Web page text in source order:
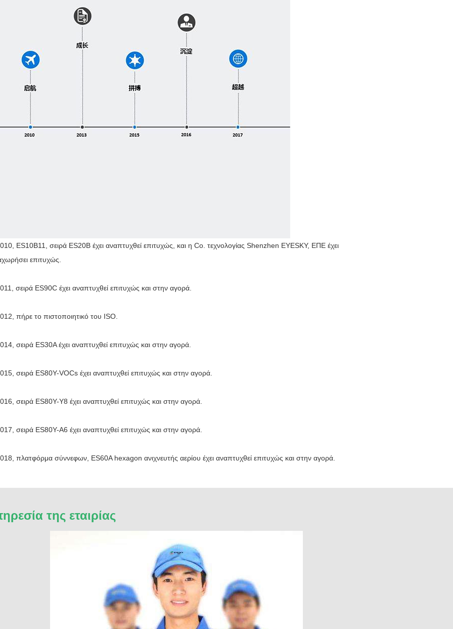
ES10B11, σειρά ES20B έχει αναπτυχθεί επιτυχώς, και η Co. τεχνολογίας Shenzhen EYESKY, ΕΠΕ έχει
επιτυχώς.
σειρά ES90C έχει αναπτυχθεί επιτυχώς και στην αγορά.
πήρε το πιστοποιητικό του ISO.
σειρά ES30A έχει αναπτυχθεί επιτυχώς και στην αγορά.
σειρά ES80Y-VOCs έχει αναπτυχθεί επιτυχώς και στην αγορά.
σειρά ES80Y-Y8 έχει αναπτυχθεί επιτυχώς και στην αγορά.
σειρά ES80Y-A6 έχει αναπτυχθεί επιτυχώς και στην αγορά.
πλατφόρμα σύννεφων, ES60A hexagon ανιχνευτής αερίου έχει αναπτυχθεί επιτυχώς και στην αγορά.
της εταιρίας